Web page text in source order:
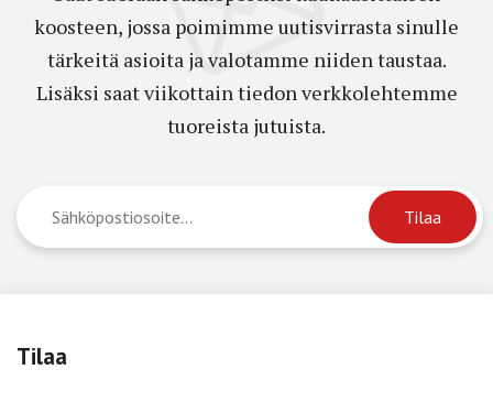
koosteen, jossa poimimme uutisvirrasta sinulle
tärkeitä asioita ja valotamme niiden taustaa.
Lisäksi saat viikottain tiedon verkkolehtemme
tuoreista jutuista.
Tilaa